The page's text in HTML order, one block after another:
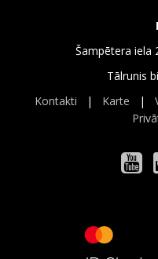
Šampētera iela
Tālrunis
Kontakti | Karte |